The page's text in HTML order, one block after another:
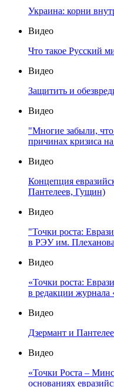
Украина: корни
Видео
Что такое Русский
Видео
Защитить и
Видео
"Многие забыли, что
причинах кризиса
Видео
Концепция
Пантелеев, Гущин)
Видео
"Точки роста:
в РЭУ им. Плеханова
Видео
«Точки роста:
в редакции
Видео
Дзермант и
Видео
«Точки Роста –
основаниях